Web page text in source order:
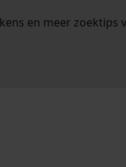
en meer zoektips